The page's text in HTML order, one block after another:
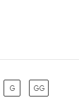
G GG